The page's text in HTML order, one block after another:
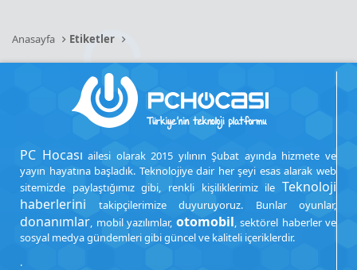
Anasayfa Etiketler
PC Hocası ailesi olarak 2015 yılının Şubat ayında hizmete ve
yayın hayatına başladık. Teknolojiye dair her şeyi esas alarak web
sitemizde paylaştığımız gibi, renkli kişiliklerimiz ile Teknoloji
haberlerini takipçilerimize duyuruyoruz. Bunlar oyunlar,
donanımlar, mobil yazılımlar, otomobil, sektörel haberler ve
sosyal medya gündemleri gibi güncel ve kaliteli içeriklerdir.
.